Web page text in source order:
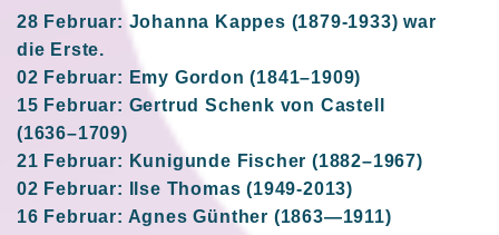
28 Februar: Johanna Kappes (1879-1933) war
die Erste.
02 Februar: Emy Gordon (1841–1909)
15 Februar: Gertrud Schenk von Castell
(1636–1709)
21 Februar: Kunigunde Fischer (1882–1967)
02 Februar: Ilse Thomas (1949-2013)
16 Februar: Agnes Günther (1863—1911)